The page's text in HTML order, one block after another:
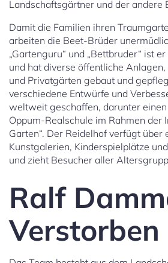
Landschaftsgärtner und der andere
Damit die Familien ihren
arbeiten die Beet-Brüder
„Gartenguru“ und „Bettbruder“ ist
und hat diverse öffentliche
und Privatgärten gebaut und
verschiedene Entwürfe und
weltweit geschaffen, darunter
Oppum-Realschule im Rahmen der
Garten“. Der Reidelhof verfügt über
Kunstgalerien, Kinderspielplätze
und zieht Besucher aller
Ralf
Verstorben